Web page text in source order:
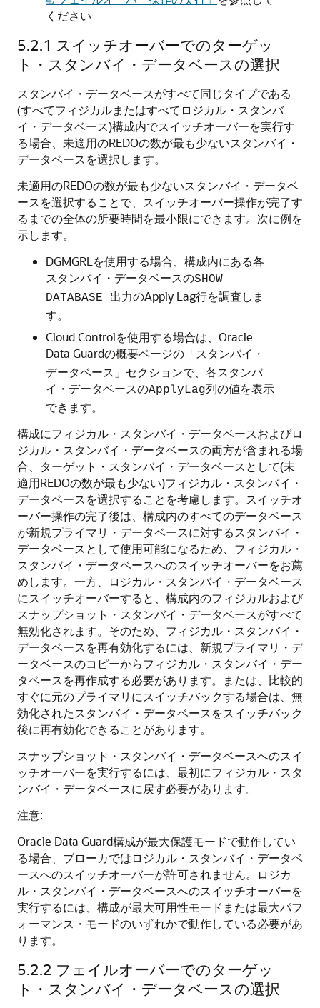
ください
5.2.1 スイッチオーバーでのターゲッ
ト・スタンバイ・データベースの選択
スタンバイ・データベースがすべて同じタイプである
(すべてフィジカルまたはすべてロジカル・スタンバ
イ・データベース)構成内でスイッチオーバーを実行す
る場合、未適用のREDOの数が最も少ないスタンバイ・
データベースを選択します。
未適用のREDOの数が最も少ないスタンバイ・データベ
ースを選択することで、スイッチオーバー操作が完了す
るまでの全体の所要時間を最小限にできます。次に例を
示します。
DGMGRLを使用する場合、構成内にある各
スタンバイ・データベースのSHOW
DATABASE 出力のApply Lag行を調査しま
す。
Cloud Controlを使用する場合は、Oracle
Data Guardの概要ページの 「スタンバイ・
データベース」セクションで、各スタンバ
イ・データベースのApplyLag列の値を表示
できます。
構成にフィジカル・スタンバイ・データベースおよびロ
ジカル・スタンバイ・データベースの両方が含まれる場
合、ターゲット・スタンバイ・データベースとして(未
適用REDOの数が最も少ない)フィジカル・スタンバイ・
データベースを選択することを考慮します。スイッチオ
ーバー操作の完了後は、構成内のすべてのデータベース
が新規プライマリ・データベースに対するスタンバイ・
データベースとして使用可能になるため、フィジカル・
スタンバイ・データベースへのスイッチオーバーをお薦
めします。一方、ロジカル・スタンバイ・データベース
にスイッチオーバーすると、構成内のフィジカルおよび
スナップショット・スタンバイ・データベースがすべて
無効化されます。そのため、フィジカル・スタンバイ・
データベースを再有効化するには、新規プライマリ・デ
ータベースのコピーからフィジカル・スタンバイ・デー
タベースを再作成する必要があります。または、比較的
すぐに元のプライマリにスイッチバックする場合は、無
効化されたスタンバイ・データベースをスイッチバック
後に再有効化できることがあります。
スナップショット・スタンバイ・データベースへのスイ
ッチオーバーを実行するには、最初にフィジカル・スタ
ンバイ・データベースに戻す必要があります。
注意:
Oracle Data Guard構成が最大保護モードで動作してい
る場合、ブローカではロジカル・スタンバイ・データベ
ースへのスイッチオーバーが許可されません。ロジカ
ル・スタンバイ・データベースへのスイッチオーバーを
実行するには、構成が最大可用性モードまたは最大パフ
ォーマンス・モードのいずれかで動作している必要があ
ります。
5.2.2 フェイルオーバーでのターゲッ
ト・スタンバイ・データベースの選択